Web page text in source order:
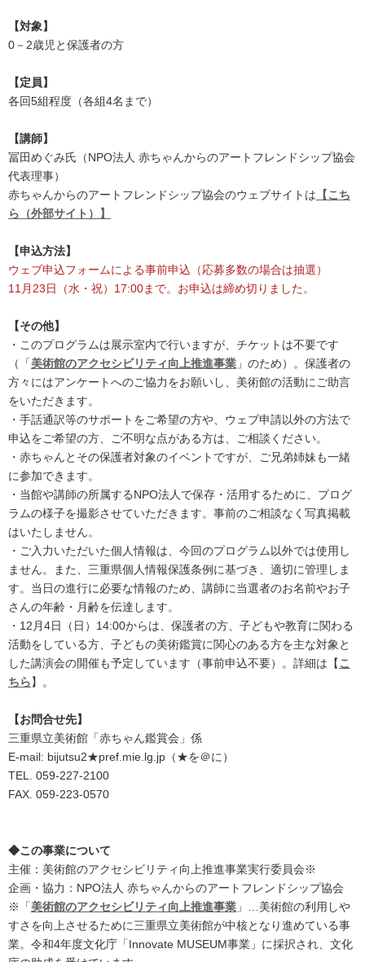
【対象】
0－2歳児と保護者の方
【定員】
各回5組程度（各組4名まで）
【講師】
冨田めぐみ氏（NPO法人 赤ちゃんからのアートフレンドシップ協会
代表理事）
赤ちゃんからのアートフレンドシップ協会のウェブサイトは 【こち
ら（外部サイト）】
【申込方法】
ウェブ申込フォームによる事前申込（応募多数の場合は抽選）
11月23日（水・祝）17:00まで。お申込は締め切りました。
【その他】
・このプログラムは展示室内で行いますが、チケットは不要です
（「美術館のアクセシビリティ向上推進事業 」のため）。保護者の
方々にはアンケートへのご協力をお願いし、美術館の活動にご助言
をいただきます。
・手話通訳等のサポートをご希望の方や、ウェブ申請以外の方法で
申込をご希望の方、ご不明な点がある方は、ご相談ください。
・赤ちゃんとその保護者対象のイベントですが、ご兄弟姉妹も一緒
に参加できます。
・当館や講師の所属するNPO法人で保存・活用するために、プログ
ラムの様子を撮影させていただきます。事前のご相談なく写真掲載
はいたしません。
・ご入力いただいた個人情報は、今回のプログラム以外では使用し
ません。また、三重県個人情報保護条例に基づき、適切に管理しま
す。当日の進行に必要な情報のため、講師に当選者のお名前やお子
さんの年齢・月齢を伝達します。
・12月4日（日）14:00からは、保護者の方、子どもや教育に関わる
活動をしている方、子どもの美術鑑賞に関心のある方を主な対象と
した講演会の開催も予定しています（事前申込不要）。詳細は【こ
ちら】。
【お問合せ先】
三重県立美術館「赤ちゃん鑑賞会」係
E-mail: bijutsu2★pref.mie.lg.jp（★を＠に）
TEL. 059-227-2100
FAX. 059-223-0570
◆この事業について
主催：美術館のアクセシビリティ向上推進事業実行委員会※
企画・協力：NPO法人 赤ちゃんからのアートフレンドシップ協会
※「美術館のアクセシビリティ向上推進事業 」…美術館の利用しや
すさを向上させるために三重県立美術館が中核となり進めている事
業。令和4年度文化庁「Innovate MUSEUM事業」に採択され、文化